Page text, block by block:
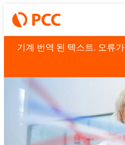
기계 번역 된 텍스트. 오류